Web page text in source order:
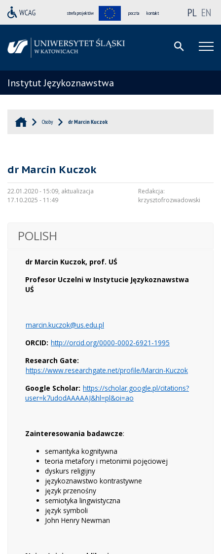
strefa projektów poczta kontakt PL EN
Instytut Językoznawstwa
Osoby dr Marcin Kuczok
dr Marcin Kuczok
22.01.2020 - 15:09, aktualizacja
17.10.2025 - 11:49
Redakcja:
krzysztofrozwadowski
POLISH
dr Marcin Kuczok, prof. UŚ
Profesor Uczelni w Instytucie Językoznawstwa
UŚ
marcin.kuczok@us.edu.pl
ORCID: http://orcid.org/0000-0002-6921-1995
Research Gate:
https://www.researchgate.net/profile/Marcin-Kuczok
Google Scholar: https://scholar.google.pl/citations?
user=k7udodAAAAAJ&hl=pl&oi=ao
Zainteresowania badawcze:
semantyka kognitywna
teoria metafory i metonimii pojęciowej
dyskurs religijny
językoznawstwo kontrastywne
język przenośny
semiotyka lingwistyczna
język symboli
John Henry Newman